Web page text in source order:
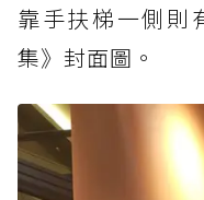
靠手扶梯一側則
集》封面圖。